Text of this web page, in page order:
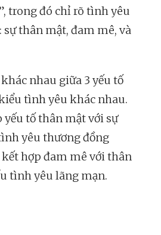
trong đó chỉ rõ tình yêu
sự thân mật, đam mê, và
nhau giữa 3 yếu tố
tình yêu khác nhau.
yếu tố thân mật với sự
yêu thương đồng
hợp đam mê với thân
tình yêu lãng mạn.